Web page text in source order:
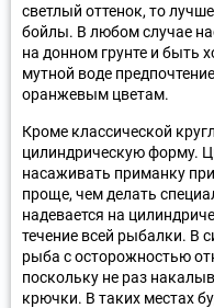
светлый оттенок, то
бойлы. В любом случае
на донном грунте и быть
мутной воде
оранжевым цветам.
Кроме классической
цилиндрическую форму.
насаживать приманку
проще, чем делать
надевается на
течение всей рыбалки. В
рыба с осторожностью
поскольку не раз
крючки. В таких местах